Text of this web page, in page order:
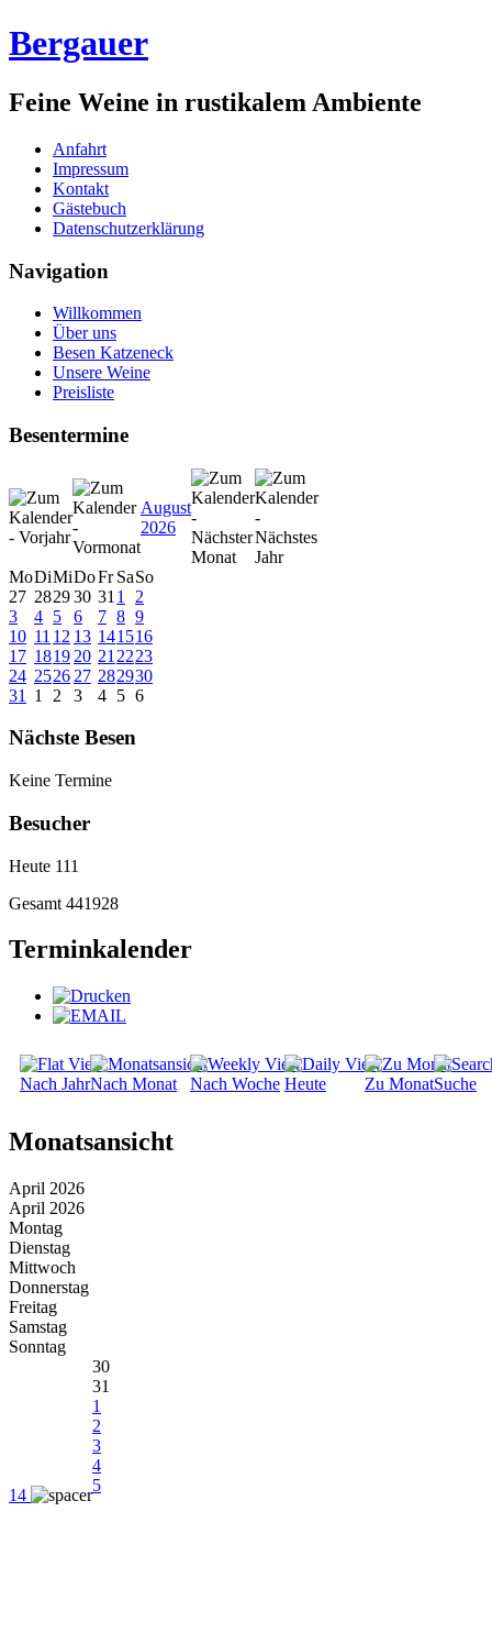
Bergauer
Feine Weine in rustikalem Ambiente
Anfahrt
Impressum
Kontakt
Gästebuch
Datenschutzerklärung
Navigation
Willkommen
Über uns
Besen Katzeneck
Unsere Weine
Preisliste
Besentermine
August
2026
MoDiMiDoFr SaSo
27 282930 31 1
2
3
4 5 6 7 8 9
10 11 12 13 141516
17 1819 20 21 2223
24 2526 27 282930
31
1 2 3 4 5 6
Nächste Besen
Keine Termine
Besucher
Heute 111
Gesamt 441928
Terminkalender
Nach JahrNach Monat Nach Woche Heute Zu MonatSuche
Monatsansicht
April 2026
April 2026
Montag
Dienstag
Mittwoch
Donnerstag
Freitag
Samstag
Sonntag
14
30
31
1
2
3
4
5